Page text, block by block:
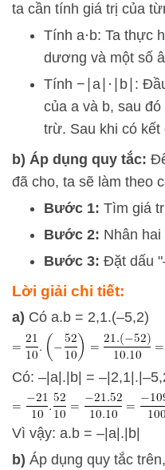
ta cần tính giá trị của
Tính a⋅ b: Ta thực
dương và một số
Tính − a ⋅ b :
của a và b, sau
trừ. Sau khi có kết
b) Áp dụng quy tắc:
đã cho, ta sẽ làm theo
Bước 1: Tìm giá
Bước 2: Nhân
Bước 3: Đặt dấu
Lời giải chi tiết:
a) Có a.b = 2,1.(–5,2)
Có: –|a|.|b| =
Vì vậy: a.b = –|a|.|b|
b) Áp dụng quy tắc